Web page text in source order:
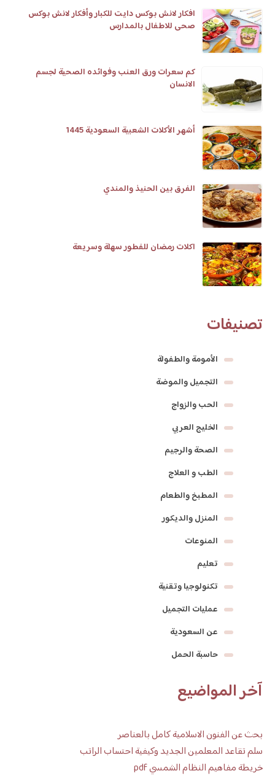
افكار لانش بوكس دايت للكبار وأفكار لانش بوكس
صحى للاطفال بالمدارس
كم سعرات ورق العنب وفوائده الصحية لجسم
الانسان
أشهر الأكلات الشعبية السعودية 1445
الفرق بين الحنيذ والمندي
اكلات رمضان للفطور سهلة وسريعة
تصنيفات
الأمومة والطفولة
التجميل والموضة
الحب والزواج
الخليج العربي
الصحة والرجيم
الطب و العلاج
المطبخ والطعام
المنزل والديكور
المنوعات
تعليم
تكنولوجيا وتقنية
عمليات التجميل
عن السعودية
حاسبة الحمل
آخر المواضيع
بحث عن الفنون الاسلامية كامل بالعناصر
سلم تقاعد المعلمين الجديد وكيفية احتساب الراتب
خريطة مفاهيم النظام الشمسي pdf